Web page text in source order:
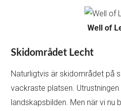
Well of
Skidområdet Lecht
Naturligtvis är skidområdet på
vackraste platsen.
landskapsbilden. Men när vi nu